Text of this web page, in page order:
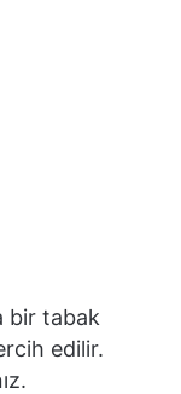
bir tabak
edilir.